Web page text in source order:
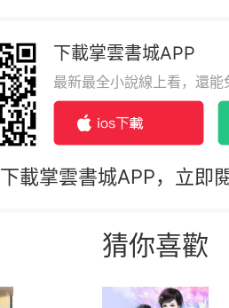
下載掌雲書城APP
最新最全小說線上看，還能
下載掌雲書城APP，立即
猜你喜歡